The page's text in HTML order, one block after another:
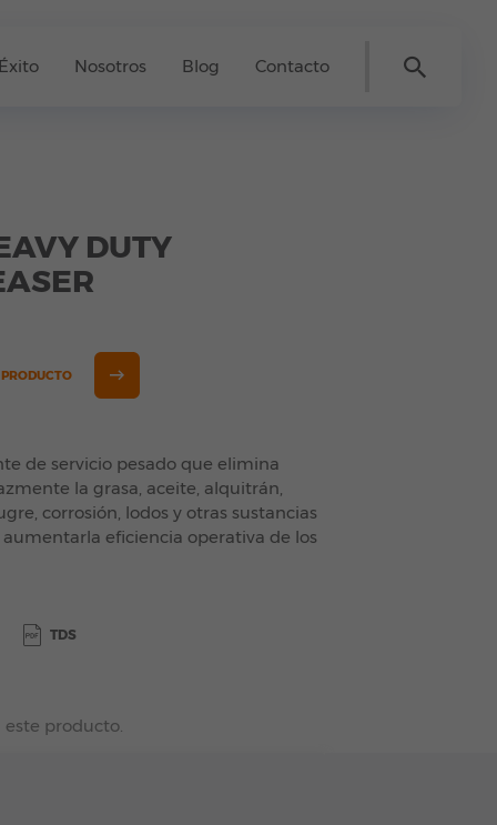
Nosotros Blog Contacto
DUTY
de servicio pesado que elimina
la grasa, aceite, alquitrán,
corrosión, lodos y otras sustancias
eficiencia operativa de los
TDS
este producto.